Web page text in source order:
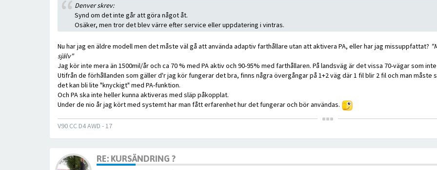
Denver skrev:
Synd om det inte går att göra något åt.
Osäker, men tror det blev värre efter service eller uppdatering i vintras.
Nu har jag en äldre modell men det måste väl gå att använda adaptiv farthållare utan att aktivera PA, eller har jag missuppfattat?
själv"
Jag kör inte mera än 1500mil/år och ca 70 % med PA aktiv och 90-95% med farthållaren. På landsväg är det vissa 70-vägar som
Utifrån de förhållanden som gäller d'r jag kör fungerar det bra, finns några övergångar på 1+2 väg där 1 fil blir 2 fil och man
det kan bli lite "knyckigt" med PA-funktion.
Och PA ska inte heller kunna aktiveras med släp påkopplat.
Under de nio år jag kört med systemt har man fått erfarenhet hur det fungerar och bör användas.
V90 CC D4 AWD - 17
RE: KURSÄNDRING ?